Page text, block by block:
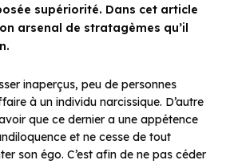
supériorité. Dans cet article
arsenal de stratagèmes qu’il
inaperçus, peu de personnes
à un individu narcissique. D’autre
que ce dernier a une appétence
et ne cesse de tout
son égo. C’est afin de ne pas céder